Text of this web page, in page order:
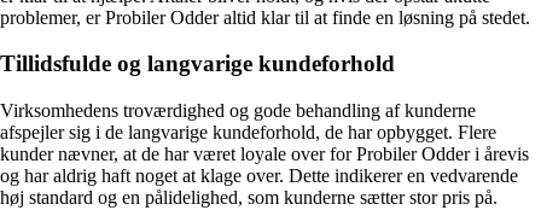
problemer, er Probiler Odder altid klar til at finde en løsning på stedet.
Tillidsfulde og langvarige kundeforhold
Virksomhedens troværdighed og gode behandling af kunderne
afspejler sig i de langvarige kundeforhold, de har opbygget. Flere
kunder nævner, at de har været loyale over for Probiler Odder i årevis
og har aldrig haft noget at klage over. Dette indikerer en vedvarende
høj standard og en pålidelighed, som kunderne sætter stor pris på.